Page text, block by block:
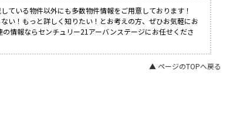
ている物件以外にも多数物件情報をご用意しております！
い！もっと詳しく知りたい！とお考えの方、ぜひお気軽にお
情報ならセンチュリー21アーバンステージにお任せくださ
▲ ページのTOPへ戻る